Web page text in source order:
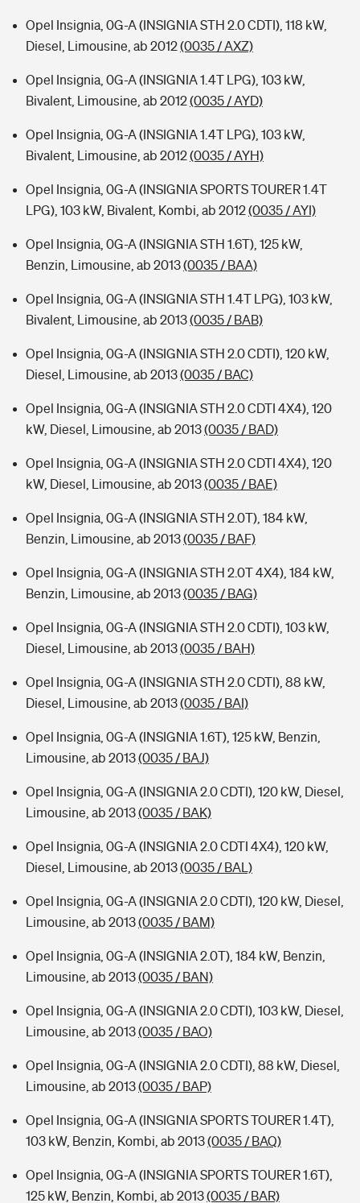
Opel Insignia, 0G-A (INSIGNIA STH 2.0 CDTI), 118 kW,
Diesel, Limousine, ab 2012(0035 / AXZ)
Opel Insignia, 0G-A (INSIGNIA 1.4T LPG), 103 kW,
Bivalent, Limousine, ab 2012(0035 / AYD)
Opel Insignia, 0G-A (INSIGNIA 1.4T LPG), 103 kW,
Bivalent, Limousine, ab 2012(0035 / AYH)
Opel Insignia, 0G-A (INSIGNIA SPORTS TOURER 1.4T
LPG), 103 kW, Bivalent, Kombi, ab 2012(0035 / AYI)
Opel Insignia, 0G-A (INSIGNIA STH 1.6T), 125 kW,
Benzin, Limousine, ab 2013(0035 / BAA)
Opel Insignia, 0G-A (INSIGNIA STH 1.4T LPG), 103 kW,
Bivalent, Limousine, ab 2013(0035 / BAB)
Opel Insignia, 0G-A (INSIGNIA STH 2.0 CDTI), 120 kW,
Diesel, Limousine, ab 2013(0035 / BAC)
Opel Insignia, 0G-A (INSIGNIA STH 2.0 CDTI 4X4), 120
kW, Diesel, Limousine, ab 2013(0035 / BAD)
Opel Insignia, 0G-A (INSIGNIA STH 2.0 CDTI 4X4), 120
kW, Diesel, Limousine, ab 2013(0035 / BAE)
Opel Insignia, 0G-A (INSIGNIA STH 2.0T), 184 kW,
Benzin, Limousine, ab 2013(0035 / BAF)
Opel Insignia, 0G-A (INSIGNIA STH 2.0T 4X4), 184 kW,
Benzin, Limousine, ab 2013(0035 / BAG)
Opel Insignia, 0G-A (INSIGNIA STH 2.0 CDTI), 103 kW,
Diesel, Limousine, ab 2013(0035 / BAH)
Opel Insignia, 0G-A (INSIGNIA STH 2.0 CDTI), 88 kW,
Diesel, Limousine, ab 2013(0035 / BAI)
Opel Insignia, 0G-A (INSIGNIA 1.6T), 125 kW, Benzin,
Limousine, ab 2013(0035 / BAJ)
Opel Insignia, 0G-A (INSIGNIA 2.0 CDTI), 120 kW, Diesel,
Limousine, ab 2013(0035 / BAK)
Opel Insignia, 0G-A (INSIGNIA 2.0 CDTI 4X4), 120 kW,
Diesel, Limousine, ab 2013(0035 / BAL)
Opel Insignia, 0G-A (INSIGNIA 2.0 CDTI), 120 kW, Diesel,
Limousine, ab 2013(0035 / BAM)
Opel Insignia, 0G-A (INSIGNIA 2.0T), 184 kW, Benzin,
Limousine, ab 2013(0035 / BAN)
Opel Insignia, 0G-A (INSIGNIA 2.0 CDTI), 103 kW, Diesel,
Limousine, ab 2013(0035 / BAO)
Opel Insignia, 0G-A (INSIGNIA 2.0 CDTI), 88 kW, Diesel,
Limousine, ab 2013(0035 / BAP)
Opel Insignia, 0G-A (INSIGNIA SPORTS TOURER 1.4T),
103 kW, Benzin, Kombi, ab 2013(0035 / BAQ)
Opel Insignia, 0G-A (INSIGNIA SPORTS TOURER 1.6T),
125 kW, Benzin, Kombi, ab 2013(0035 / BAR)